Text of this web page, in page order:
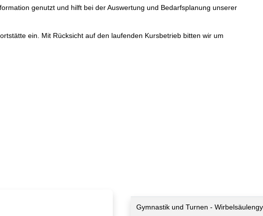
genutzt und hilft bei der Auswertung und Bedarfsplanung unserer
ein. Mit Rücksicht auf den laufenden Kursbetrieb bitten wir um
Gymnastik und Turnen -